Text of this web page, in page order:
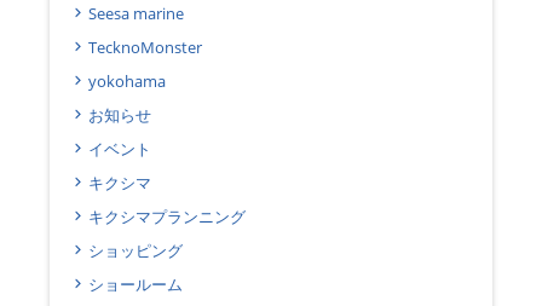
Seesa marine
TecknoMonster
yokohama
お知らせ
イベント
キクシマ
キクシマプランニング
ショッピング
ショールーム